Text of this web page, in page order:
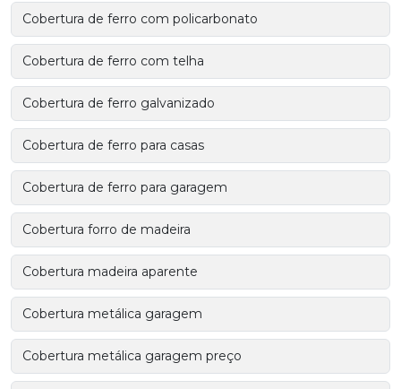
Cobertura de ferro com policarbonato
Cobertura de ferro com telha
Cobertura de ferro galvanizado
Cobertura de ferro para casas
Cobertura de ferro para garagem
Cobertura forro de madeira
Cobertura madeira aparente
Cobertura metálica garagem
Cobertura metálica garagem preço